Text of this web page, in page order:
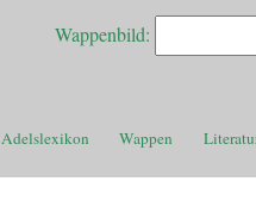
Wappenbild:
Adelslexikon Wappen